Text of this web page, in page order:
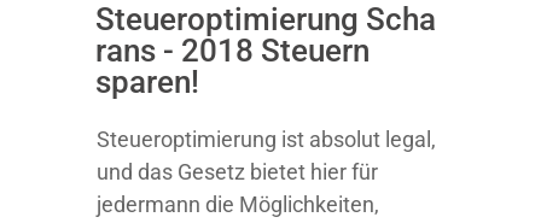
Steueroptimierung Scha
rans - 2018 Steuern
sparen!
Steueroptimierung ist absolut legal,
und das Gesetz bietet hier für
jedermann die Möglichkeiten,